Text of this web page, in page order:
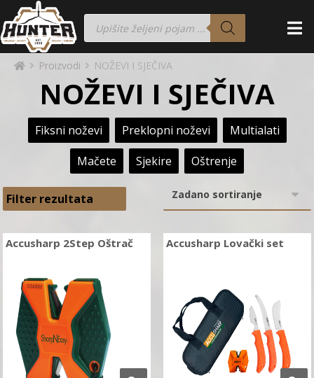
Proizvodi NOŽEVI I SJEČIVA
NOŽEVI I SJEČIVA
Fiksni noževi Preklopni noževi
Multialati
Mačete
Sjekire Oštrenje
Filter rezultata
Accusharp 2Step Oštrač Accusharp Lovački set